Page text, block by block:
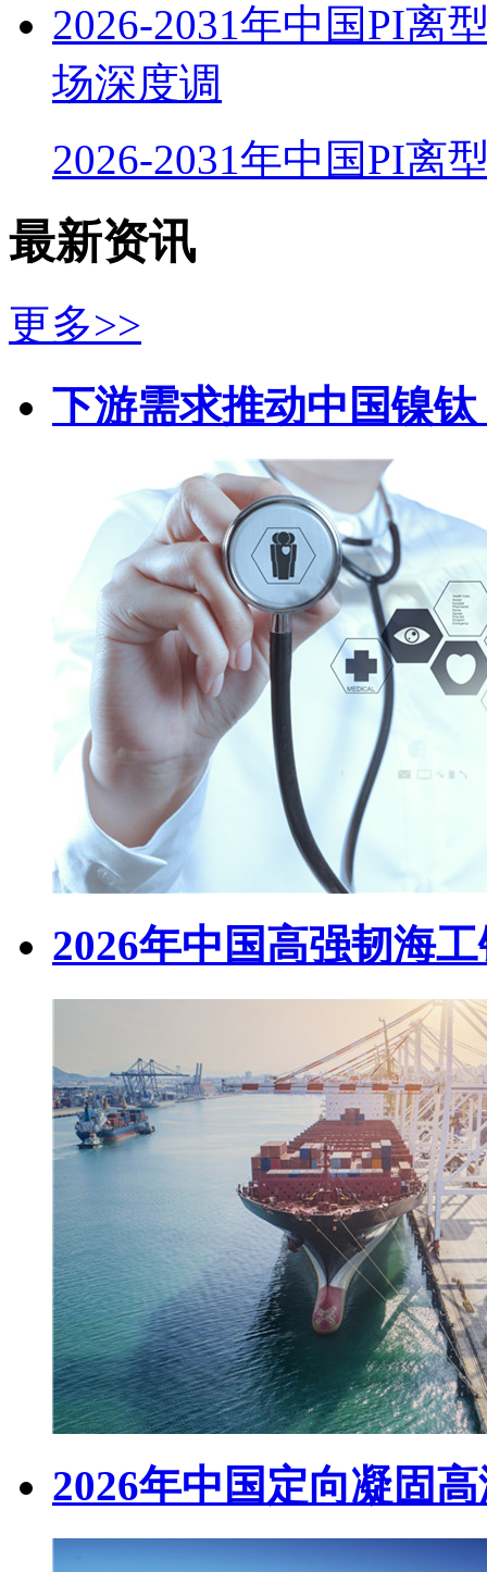
2026-2031年中国PI离
场深度调
2026-2031年中国PI离
最新资讯
更多>>
下游需求推动中国镍
2026年中国高强韧海
2026年中国定向凝固